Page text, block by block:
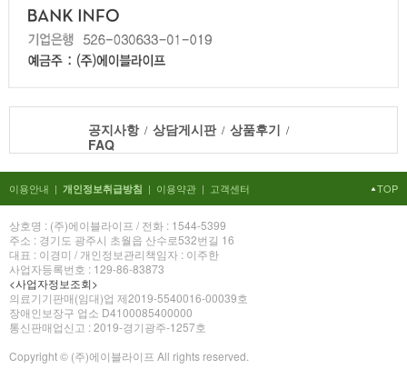
공지사항/ 상담게시판/ 상품후기 /
FAQ
이용안내 | 개인정보취급방침 | 이용약관 | 고객센터 TOP
상호명 : (주)에이블라이프 / 전화 : 1544-5399
주소 : 경기도 광주시 초월읍 산수로532번길 16
대표 : 이경미 / 개인정보관리책임자 : 이주한
사업자등록번호 : 129-86-83873
<사업자정보조회>
의료기기판매(임대)업 제2019-5540016-00039호
장애인보장구 업소 D4100085400000
통신판매업신고 : 2019-경기광주-1257호
Copyright © (주)에이블라이프 All rights reserved.